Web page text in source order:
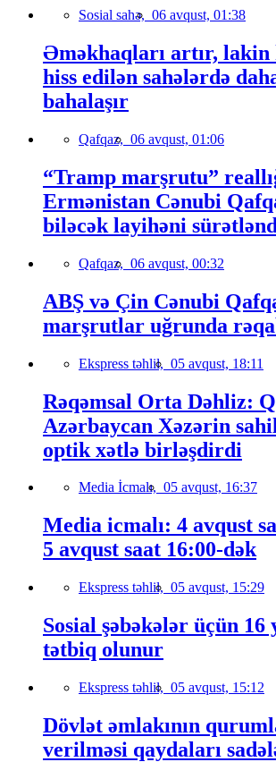
Sosial sahə, 06 avqust, 01:38
Əməkhaqları artır, lakin
hiss edilən sahələrdə
bahalaşır
Qafqaz, 06 avqust, 01:06
“Tramp marşrutu”
Ermənistan Cənubi
biləcək layihəni
Qafqaz, 06 avqust, 00:32
ABŞ və Çin Cənubi
marşrutlar uğrunda
Ekspress təhlil, 05 avqust, 18:11
Rəqəmsal Orta Dəhliz:
Azərbaycan Xəzərin
optik xətlə birləşdirdi
Media İcmalı, 05 avqust, 16:37
Media icmalı: 4 avqust
5 avqust saat 16:00-dək
Ekspress təhlil, 05 avqust, 15:29
Sosial şəbəkələr üçün 16
tətbiq olunur
Ekspress təhlil, 05 avqust, 15:12
Dövlət əmlakının
verilməsi qaydaları